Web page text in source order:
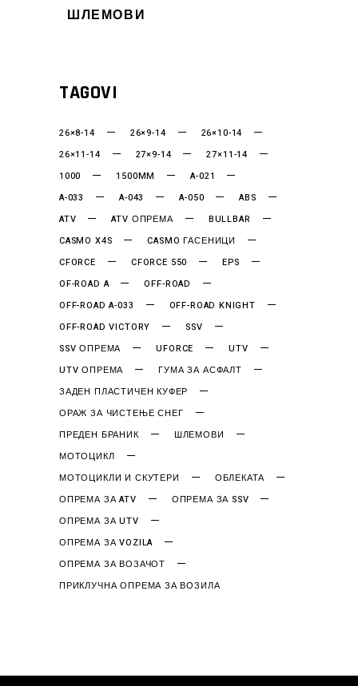
ШЛЕМОВИ
TAGOVI
26×8-14 26×9-14
26×10-14
26×11-14
27×9-14
27×11-14
1000
1500MM
A-021
A-033
A-043 A-050
ABS
ATV
ATV ОПРЕМА
BULLBAR
CASMO X4S
CASMO ГАСЕНИЦИ
CFORCE
CFORCE 550
EPS
OF-ROAD A
OFF-ROAD
OFF-ROAD A-033
OFF-ROAD KNIGHT
OFF-ROAD VICTORY
SSV
SSV ОПРЕМА
UFORCE
UTV
UTV ОПРЕМА
ГУМА ЗА АСФАЛТ
ЗАДЕН ПЛАСТИЧЕН КУФЕР
ОРАЖ ЗА ЧИСТЕЊЕ СНЕГ
ПРЕДЕН БРАНИК
ШЛЕМОВИ
МОТОЦИКЛ
МОТОЦИКЛИ И СКУТЕРИ
ОБЛЕКАТА
ОПРЕМА ЗА ATV
ОПРЕМА ЗА SSV
ОПРЕМА ЗА UTV
ОПРЕМА ЗА VOZILA
ОПРЕМА ЗА ВОЗАЧОТ
ПРИКЛУЧНА ОПРЕМА ЗА ВОЗИЛА